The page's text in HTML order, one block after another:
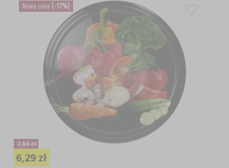
Nowa cena (-17%)
7,59 zł
6,29 zł